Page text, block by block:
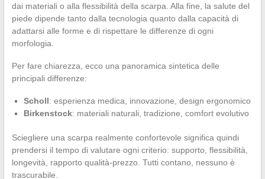
dai materiali o alla flessibilità della scarpa. Alla fine, la salute del
piede dipende tanto dalla tecnologia quanto dalla capacità di
adattarsi alle forme e di rispettare le differenze di ogni
morfologia.
Per fare chiarezza, ecco una panoramica sintetica delle
principali differenze:
Scholl: esperienza medica, innovazione, design ergonomico
Birkenstock: materiali naturali, tradizione, comfort evolutivo
Sciegliere una scarpa realmente confortevole significa quindi
prendersi il tempo di valutare ogni criterio: supporto, flessibilità,
longevità, rapporto qualità-prezzo. Tutti contano, nessuno è
trascurabile.